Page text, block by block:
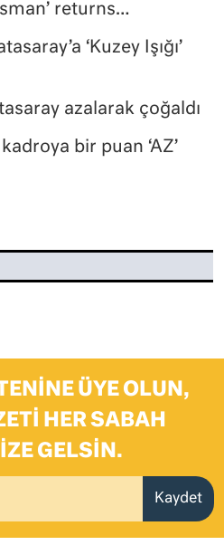
returns…
‘Kuzey Işığı’
azalarak çoğaldı
bir puan ‘AZ’
ÜYE OLUN,
HER SABAH
GELSIN.
Kaydet